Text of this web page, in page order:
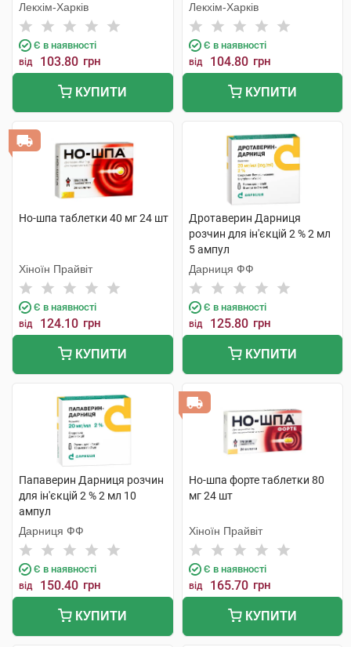
Лекхім-Харків
Є в наявності
від 103.80 грн
КУПИТИ
Лекхім-Харків
Є в наявності
від 104.80 грн
КУПИТИ
Но-шпа таблетки 40 мг 24 шт
Хіноїн Прайвіт
Є в наявності
від 124.10 грн
КУПИТИ
Дротаверин Дарниця
розчин для ін'єкцій 2 % 2 мл
5 ампул
Дарниця ФФ
Є в наявності
від 125.80 грн
КУПИТИ
Папаверин Дарниця розчин
для ін'єкцій 2 % 2 мл 10
ампул
Дарниця ФФ
Є в наявності
від 150.40 грн
КУПИТИ
Но-шпа форте таблетки 80
мг 24 шт
Хіноїн Прайвіт
Є в наявності
від 165.70 грн
КУПИТИ